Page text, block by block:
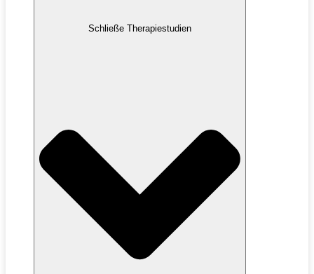
Schließe Therapiestudien